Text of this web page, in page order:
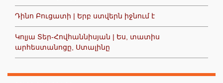
Դինո Բուցատի | Երբ ստվերն իջնում է
Կոլյա Տեր-Հովհաննիսյան | Ես, տատիս
արհեստանոցը, Ստալինը